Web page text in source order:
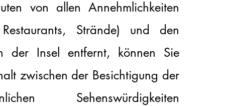
von allen Annehmlichkeiten
Strände) und den
der Insel entfernt, können Sie
zwischen der Besichtigung der
Sehenswürdigkeiten